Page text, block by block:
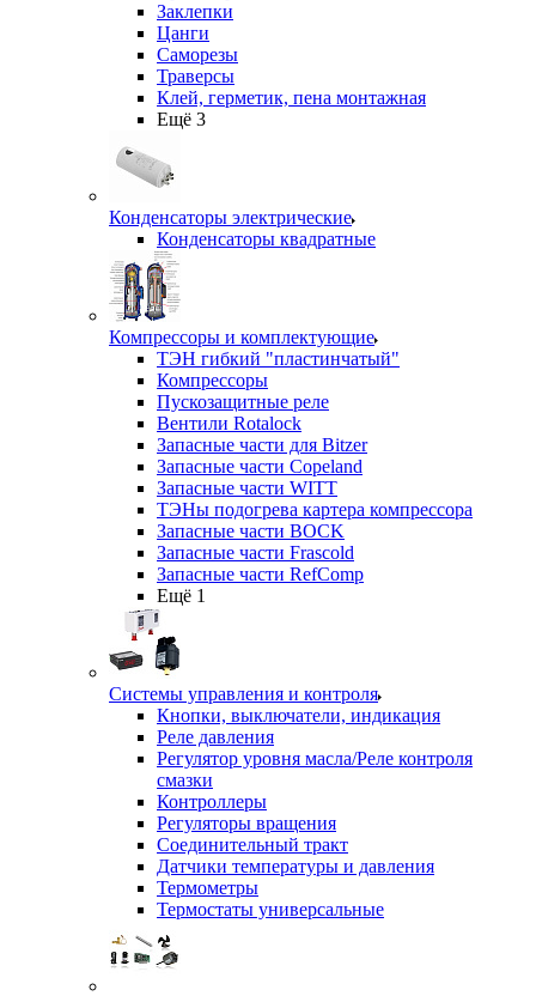
Заклепки
Цанги
Саморезы
Траверсы
Клей, герметик, пена монтажная
Ещё 3
Конденсаторы электрические
Конденсаторы квадратные
Компрессоры и комплектующие
ТЭН гибкий "пластинчатый"
Компрессоры
Пускозащитные реле
Вентили Rotalock
Запасные части для Bitzer
Запасные части Copeland
Запасные части WITT
ТЭНы подогрева картера компрессора
Запасные части BOCK
Запасные части Frascold
Запасные части RefComp
Ещё 1
Системы управления и контроля
Кнопки, выключатели, индикация
Реле давления
Регулятор уровня масла/Реле контроля
смазки
Контроллеры
Регуляторы вращения
Соединительный тракт
Датчики температуры и давления
Термометры
Термостаты универсальные